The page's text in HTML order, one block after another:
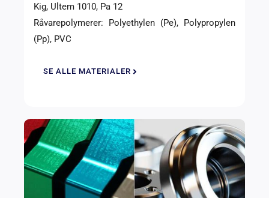
Kig, Ultem 1010, Pa 12
Råvarepolymerer: Polyethylen (Pe), Polypropylen
(Pp), PVC
SE ALLE MATERIALER